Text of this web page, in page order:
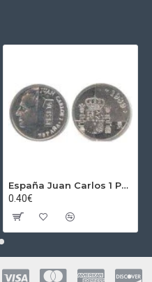
España Juan Carlos 1 Peseta JC 1989 Madrid ND
0.40€